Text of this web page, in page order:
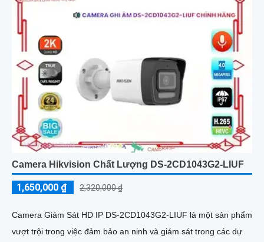
Camera Hikvision Chất Lượng DS-2CD1043G2-LIUF
1,650,000 ₫ 2,320,000 ₫
Camera Giám Sát HD IP DS-2CD1043G2-LIUF là một sản phẩm
vượt trội trong việc đảm bảo an ninh và giám sát trong các dự